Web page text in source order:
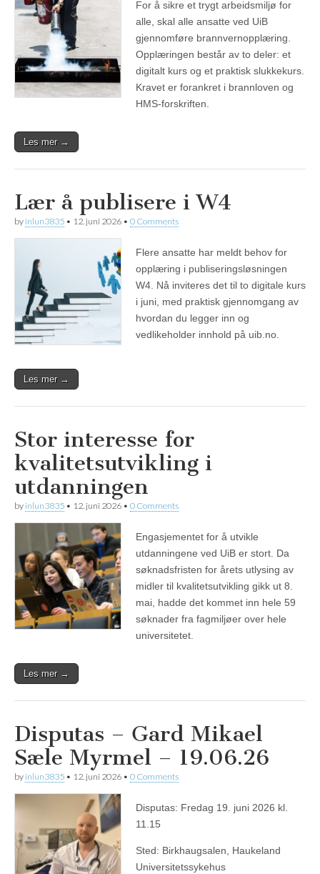
For å sikre et trygt arbeidsmiljø for
alle, skal alle ansatte ved UiB
gjennomføre brannvernopplæring.
Opplæringen består av to deler: et
digitalt kurs og et praktisk slukkekurs.
Kravet er forankret i brannloven og
HMS‑forskriften.
Les mer →
Lær å publisere i W4
by inlun3835 • 12. juni 2026 • 0 Comments
Flere ansatte har meldt behov for
opplæring i publiseringsløsningen
W4. Nå inviteres det til to digitale kurs
i juni, med praktisk gjennomgang av
hvordan du legger inn og
vedlikeholder innhold på uib.no.
Les mer →
Stor interesse for
kvalitetsutvikling i
utdanningen
by inlun3835 • 12. juni 2026 • 0 Comments
Engasjementet for å utvikle
utdanningene ved UiB er stort. Da
søknadsfristen for årets utlysing av
midler til kvalitetsutvikling gikk ut 8.
mai, hadde det kommet inn hele 59
søknader fra fagmiljøer over hele
universitetet.
Les mer →
Disputas – Gard Mikael
Sæle Myrmel – 19.06.26
by inlun3835 • 12. juni 2026 • 0 Comments
Disputas: Fredag 19. juni 2026 kl.
11.15
Sted: Birkhaugsalen, Haukeland
Universitetssykehus